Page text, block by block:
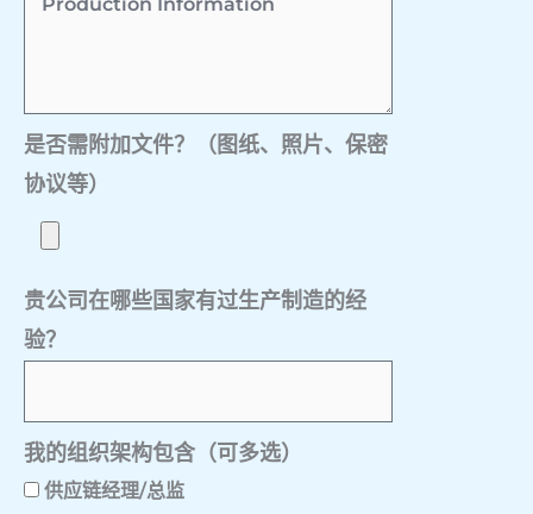
是否需附加文件？（图纸、照片、保密
协议等）
贵公司在哪些国家有过生产制造的经
验？
我的组织架构包含（可多选）
供应链经理/总监